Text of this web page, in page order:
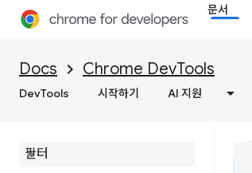
문서
Docs Chrome DevTools
DevTools 시작하기 AI 지원
개요